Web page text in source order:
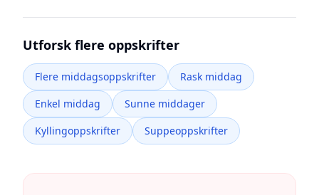
Utforsk flere oppskrifter
Flere middagsoppskrifter
Rask middag
Enkel middag
Sunne middager
Kyllingoppskrifter
Suppeoppskrifter